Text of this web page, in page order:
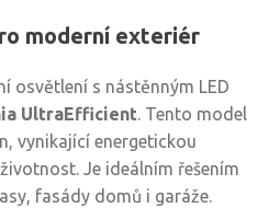
moderní exteriér
osvětlení s nástěnným LED
UltraEfficient. Tento model
vynikající energetickou
Je ideálním řešením
fasády domů i garáže.